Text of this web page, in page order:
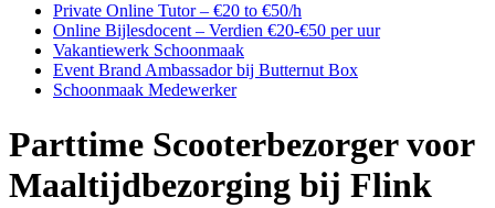
Private Online Tutor – €20 to €50/h
Online Bijlesdocent – Verdien €20-€50 per uur
Vakantiewerk Schoonmaak
Event Brand Ambassador bij Butternut Box
Schoonmaak Medewerker
Parttime Scooterbezorger voor
Maaltijdbezorging bij Flink